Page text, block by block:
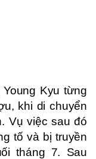
Kyu từng
khi di chuyển
Vụ việc sau đó
tố và bị truyền
tháng 7. Sau